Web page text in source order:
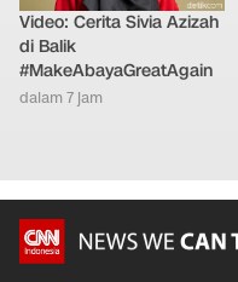
Video: Cerita Sivia Azizah
di Balik
#MakeAbayaGreatAgain
dalam 7 jam